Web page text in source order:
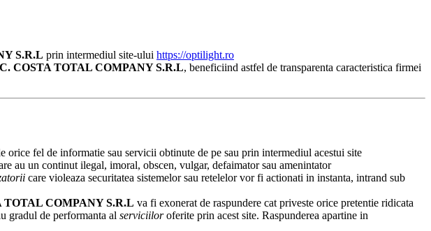
S.R.L prin intermediul site-ului https://optilight.ro
COSTA TOTAL COMPANYS.R.L, beneficiind astfel de transparenta caracteristica firmei
fel de informatie sau servicii obtinute de pe sau prin intermediul acestui site
au un continut ilegal, imoral, obscen, vulgar, defaimator sau amenintator
care violeaza securitatea sistemelor sau retelelor vor fi actionati in instanta, intrand sub
TOTAL COMPANYS.R.L va fi exonerat de raspundere cat priveste orice pretentie ridicata
gradul de performanta al serviciiloroferite prin acest site. Raspunderea apartine in